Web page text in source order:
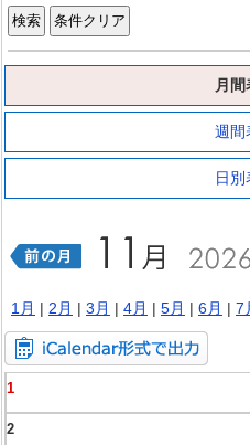
月
週間
日別
1月 | 2月 | 3月 | 4月 | 5月 | 6月 | 7
1
2